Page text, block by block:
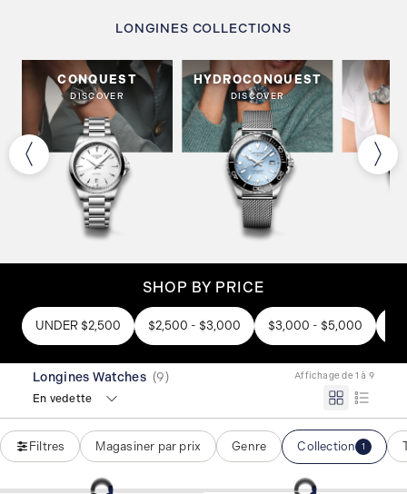
LONGINES COLLECTIONS
CONQUEST
DISCOVER
HYDROCONQUEST
DISCOVER
SHOP BY PRICE
UNDER $2,500 $2,500 - $3,000 $3,000 - $5,000
Longines Watches (9) Affichage de 1 à 9
En vedette
Filtres Magasiner par prix Genre Collection 1